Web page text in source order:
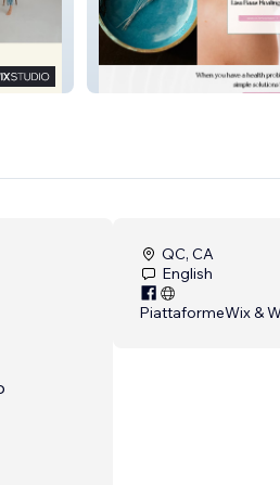
Lisa Baas Healing Arts
QC, CA
English
PiattaformeWix &